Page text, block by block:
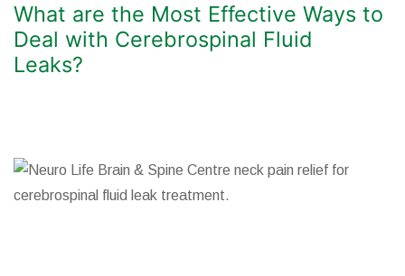
What are the Most Effective Ways to
Deal with Cerebrospinal Fluid
Leaks?